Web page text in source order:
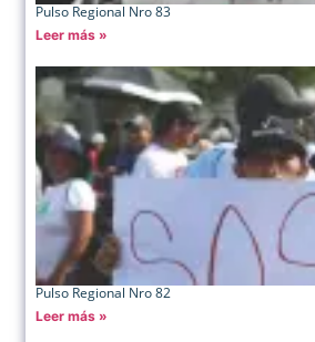
Pulso Regional Nro 83
Leer más »
Pulso Regional Nro 82
Leer más »